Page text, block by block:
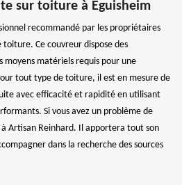
sur toiture à Eguisheim
recommandé par les propriétaires
Ce couvreur dispose des
moyens matériels requis pour une
tout type de toiture, il est en mesure de
avec efficacité et rapidité en utilisant
Si vous avez un problème de
Artisan Reinhard. Il apportera tout son
dans la recherche des sources